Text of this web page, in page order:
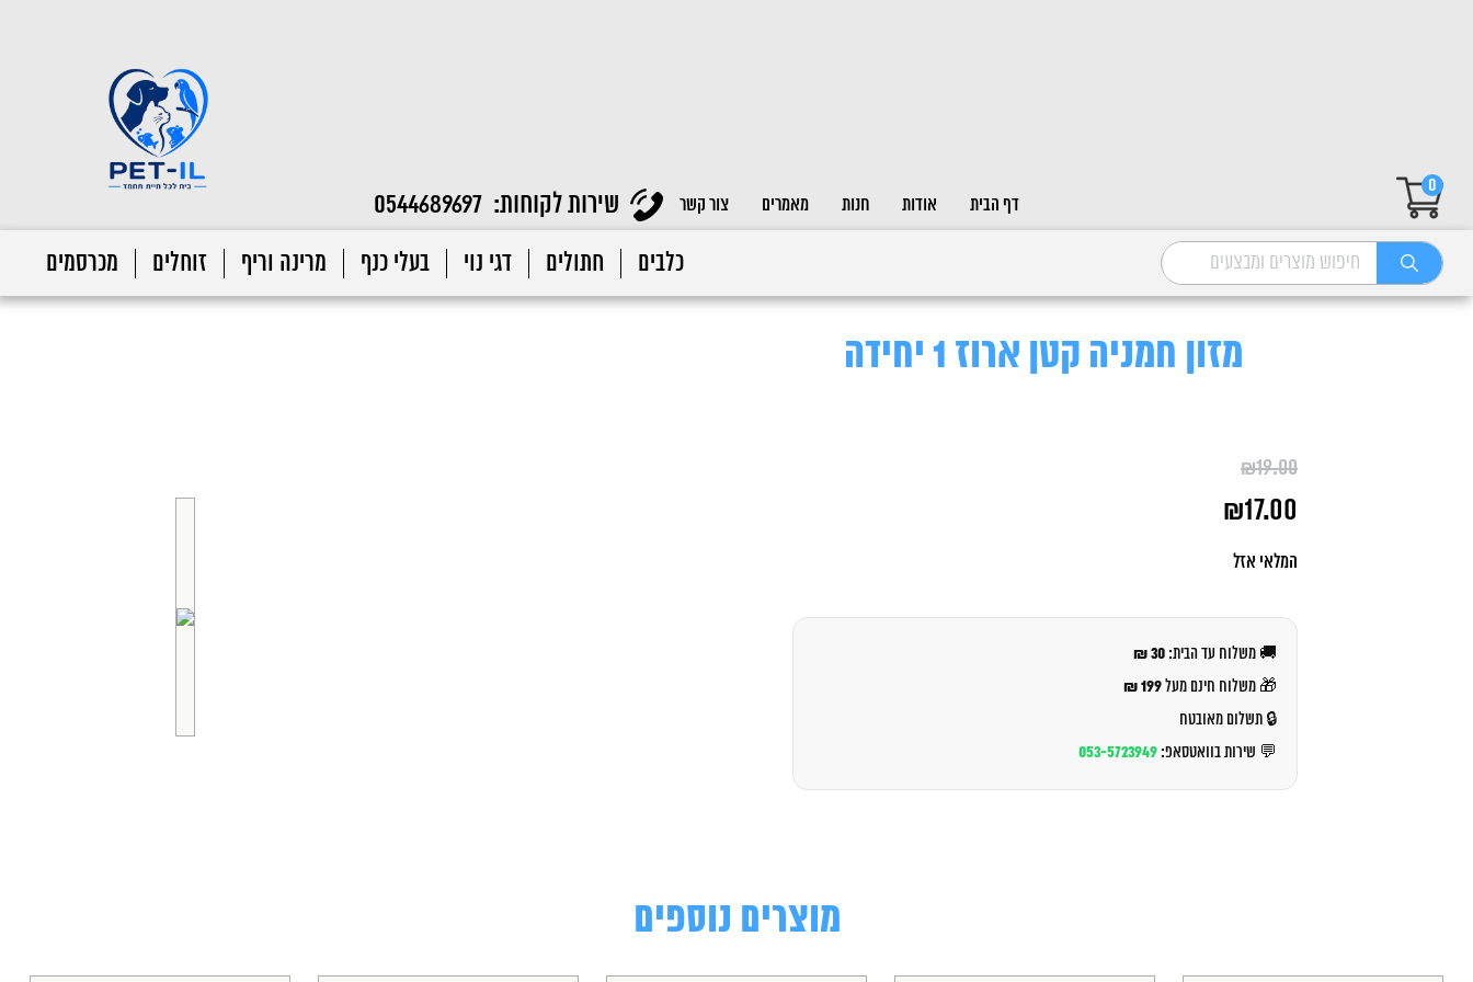
0
דף הבית
אודות חנות מאמרים צור קשר שירות לקוחות: 0544689697
כלבים חתולים דגי נוי בעלי כנף מרינה וריף זוחלים מכרסמים
מזון חמניה קטן ארוז 1 יחידה
₪19.00
המקורי
₪19.00.
₪17.00
הנוכחי
המלאי אזל
🚚 משלוח עד הבית: 30 ₪
🎁 משלוח חינם מעל199 ₪
🔒 תשלום מאובטח
💬 שירות בוואטסאפ: 053-5723949
מוצרים נוספים